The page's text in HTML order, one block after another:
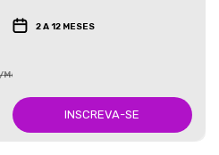
2 A 12 MESES
INSCREVA-SE